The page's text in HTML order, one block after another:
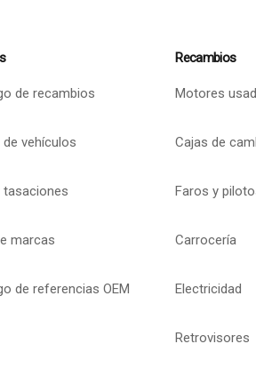
de recambios
de vehículos
tasaciones
marcas
de referencias OEM
Recambios
Motores
Cajas de
Faros y
Carrocería
Electricidad
Retrovisores